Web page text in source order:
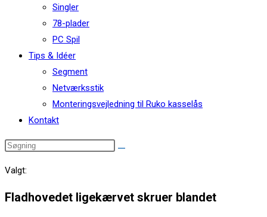
Singler
78-plader
PC Spil
Tips & Idéer
Segment
Netværksstik
Monteringsvejledning til Ruko kasselås
Kontakt
Valgt:
Fladhovedet ligekærvet skruer blandet